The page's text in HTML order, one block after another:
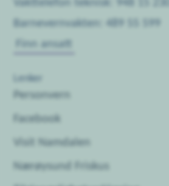
Vakttelefon teknisk: 948 15 230
Barnevernvakten: 489 55 599
Finn ansatt
Lenker
Personvern
Facebook
Visit Namdalen
Nærøysund Friskus